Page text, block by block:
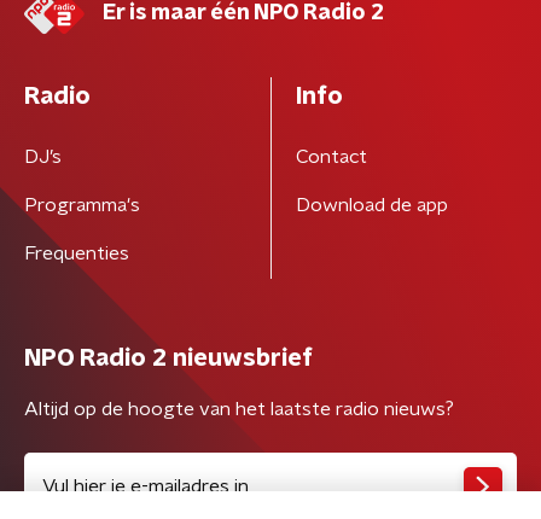
Er is maar één NPO Radio 2
Radio
DJ’s
Programma's
Frequenties
Info
Contact
Download de app
NPO Radio 2 nieuwsbrief
Altijd op de hoogte van het laatste radio nieuws?